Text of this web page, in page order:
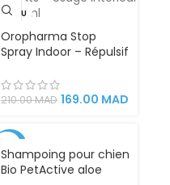
VENDU
Oropharma Stop
Spray Indoor – Répulsif
Usage Intérieur –
500 ml
210.00MAD 169.00 MAD
Shampoing pour chien
Bio PetActive aloe